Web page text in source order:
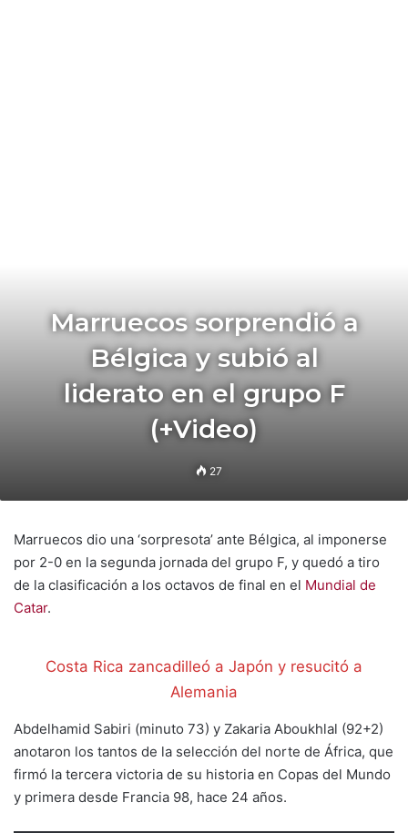
Marruecos sorprendió a
Bélgica y subió al
liderato en el grupo F
(+Video)
27
Marruecos dio una ‘sorpresota’ ante Bélgica, al imponerse
por 2-0 en la segunda jornada del grupo F, y quedó a tiro
de la clasificación a los octavos de final en el Mundial de
Catar.
Costa Rica zancadilleó a Japón y resucitó a
Alemania
Abdelhamid Sabiri (minuto 73) y Zakaria Aboukhlal (92+2)
anotaron los tantos de la selección del norte de África, que
firmó la tercera victoria de su historia en Copas del Mundo
y primera desde Francia 98, hace 24 años.